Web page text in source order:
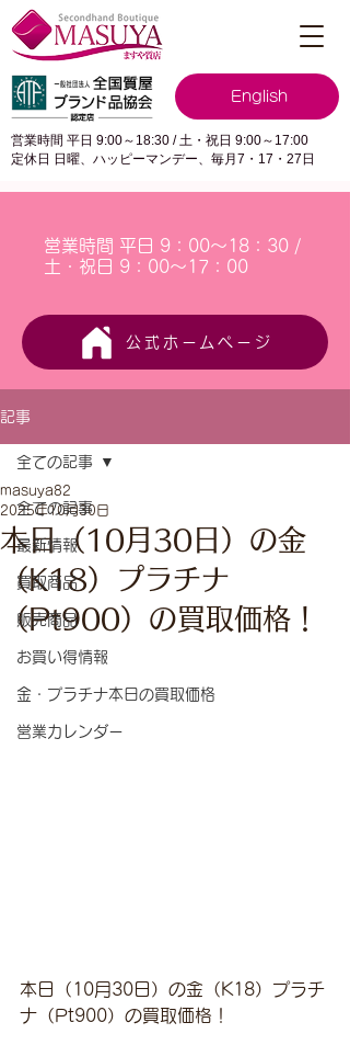
English
営業時間 平日 9:00～18:30 / 土・祝日 9:00～17:00
定休日 日曜、ハッピーマンデー、毎月7・17・27日
営業時間 平日 9：00～18：30 /
土・祝日 9：00～17：00
公式ホームページ
記事
全ての記事
最新情報
買取商品
販売商品
お買い得情報
金・プラチナ本日の買取価格
営業カレンダー
全ての記事
本日（10月30日）の金
（K18）プラチナ
（Pt900）の買取価格！
masuya82
2025年10月30日
本日（10月30日）の金（K18）プラチ
ナ（Pt900）の買取価格！